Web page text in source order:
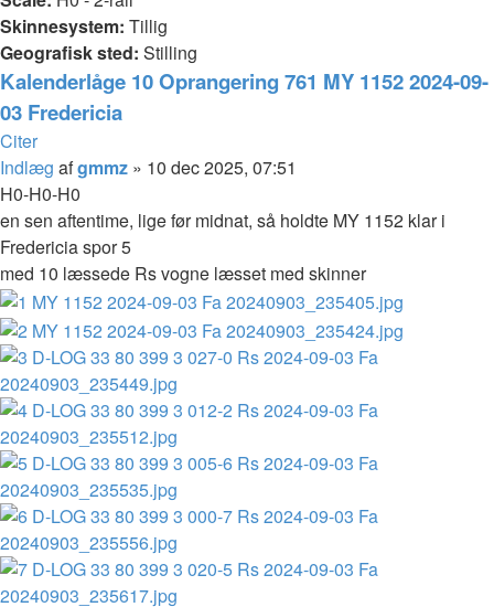
Skinnesystem: Tillig
Geografisk sted: Stilling
Kalenderlåge 10 Oprangering 761 MY 1152 2024-09-
03 Fredericia
Citer
Indlæg afgmmz » 10 dec 2025, 07:51
H0-H0-H0
en sen aftentime, lige før midnat, så holdte MY 1152 klar i
Fredericia spor 5
med 10 læssede Rs vogne læsset med skinner